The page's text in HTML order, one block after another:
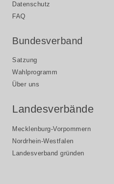
Datenschutz
FAQ
Bundesverband
Satzung
Wahlprogramm
Über uns
Landesverbände
Mecklenburg-Vorpommern
Nordrhein-Westfalen
Landesverband gründen